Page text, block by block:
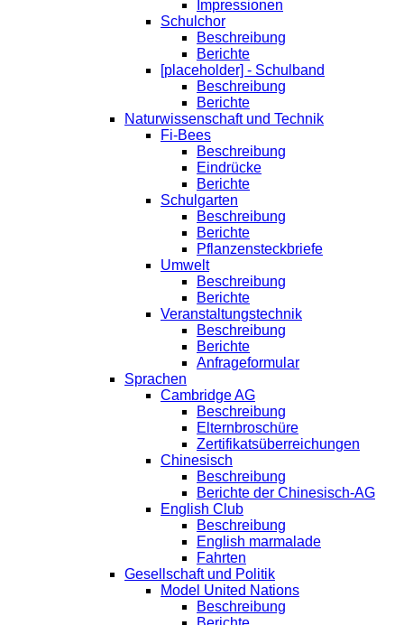
Impressionen
Schulchor
Beschreibung
Berichte
[placeholder] - Schulband
Beschreibung
Berichte
Naturwissenschaft und Technik
Fi-Bees
Beschreibung
Eindrücke
Berichte
Schulgarten
Beschreibung
Berichte
Pflanzensteckbriefe
Umwelt
Beschreibung
Berichte
Veranstaltungstechnik
Beschreibung
Berichte
Anfrageformular
Sprachen
Cambridge AG
Beschreibung
Elternbroschüre
Zertifikatsüberreichungen
Chinesisch
Beschreibung
Berichte der Chinesisch-AG
English Club
Beschreibung
English marmalade
Fahrten
Gesellschaft und Politik
Model United Nations
Beschreibung